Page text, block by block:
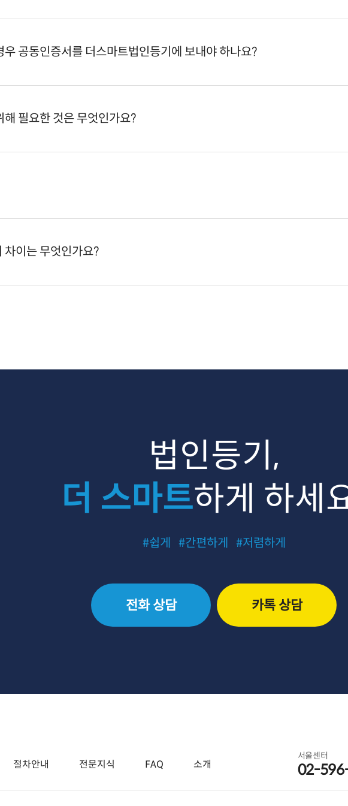
공동인증서를 더스마트법인등기에 보내야 하나요?
필요한 것은 무엇인가요?
차이는 무엇인가요?
법인등기,
더 스마트하게 하세
#쉽게 #간편하게 #저렴하게
전화 상담 카톡 상담
절차안내 전문지식 FAQ 소개
서울센터
02-